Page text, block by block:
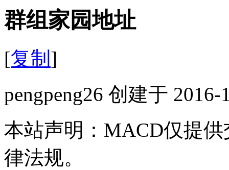
群组家园地址
[复制 ]
pengpeng26 创建于 2016-
本站声明：MACD仅提
律法规。